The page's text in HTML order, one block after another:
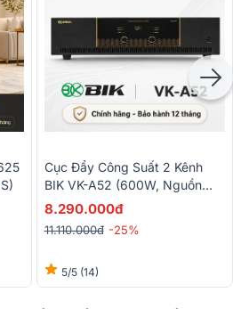
Cục Đẩy Công Suất 2 Kênh
BIK VK-A52 (600W, Nguồn
Xuyến, Mạch Class H)
8.290.000đ
11.110.000đ -25%
5/5 (14)